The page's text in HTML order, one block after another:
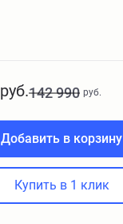
руб.142 990 руб.
Добавить в корзину
Купить в 1 клик